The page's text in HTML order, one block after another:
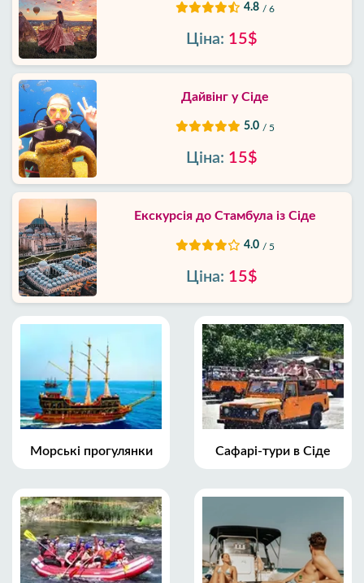
4.8 / 6
Ціна: 15$
Дайвінг у Сіде
5.0 / 5
Ціна: 15$
Екскурсія до Стамбула із Сіде
4.0 / 5
Ціна: 15$
Морські прогулянки Сафарі-тури в Сіде